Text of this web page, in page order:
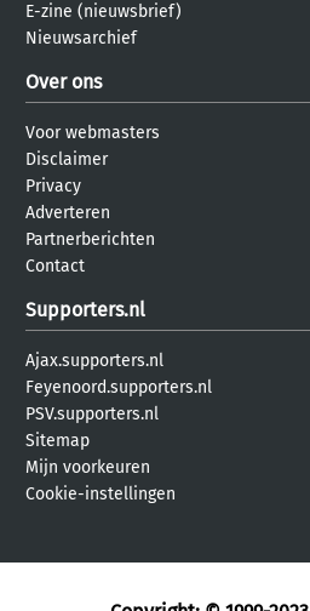
E-zine (nieuwsbrief)
Nieuwsarchief
Over ons
Voor webmasters
Disclaimer
Privacy
Adverteren
Partnerberichten
Contact
Supporters.nl
Ajax.supporters.nl
Feyenoord.supporters.nl
PSV.supporters.nl
Sitemap
Mijn voorkeuren
Cookie-instellingen